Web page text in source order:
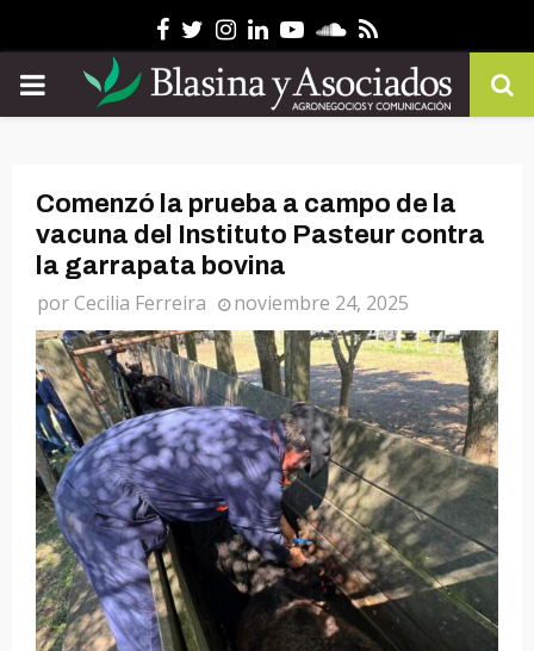
Facebook
Twitter
Instagram
Linkedin
YoutubeSoundcloud
Rss
PRIMARY
Comenzó la prueba a campo de la
vacuna del Instituto Pasteur contra
la garrapata bovina
porCecilia Ferreira noviembre 24, 2025